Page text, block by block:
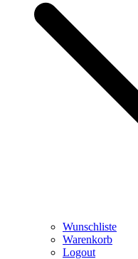
Wunschliste
Warenkorb
Logout